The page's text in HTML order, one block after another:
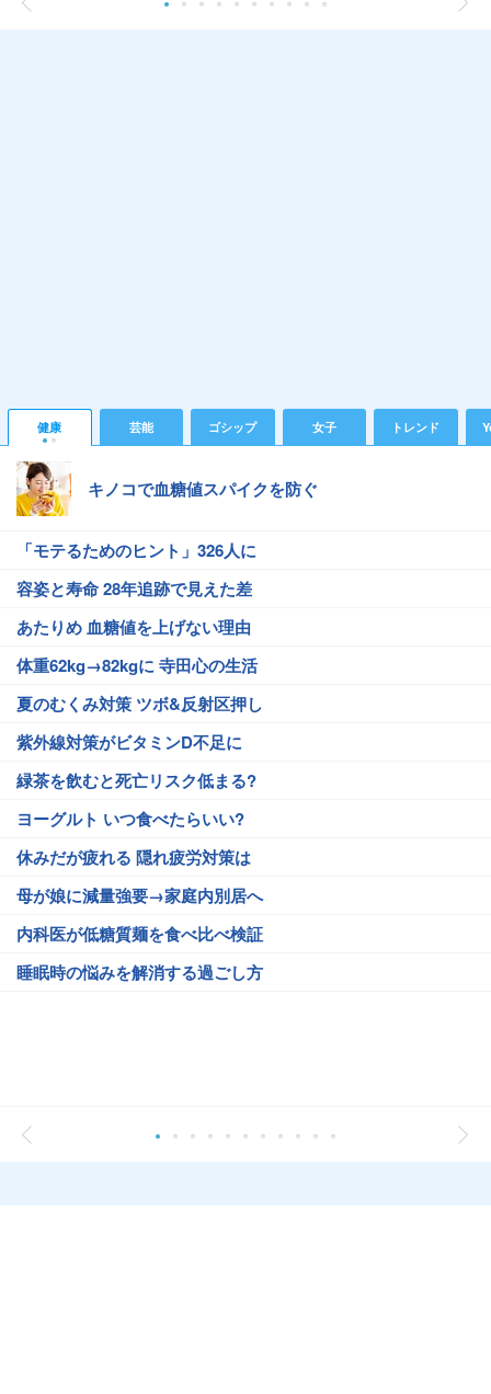
健康 芸能 ゴシップ 女子 トレンド
キノコで血糖値スパイクを防ぐ
「モテるためのヒント」326人に
容姿と寿命 28年追跡で見えた差
あたりめ 血糖値を上げない理由
体重62kg→82kgに 寺田心の生活
夏のむくみ対策 ツボ&反射区押し
紫外線対策がビタミンD不足に
緑茶を飲むと死亡リスク低まる?
ヨーグルト いつ食べたらいい?
休みだが疲れる 隠れ疲労対策は
母が娘に減量強要→家庭内別居へ
内科医が低糖質麺を食べ比べ検証
睡眠時の悩みを解消する過ごし方